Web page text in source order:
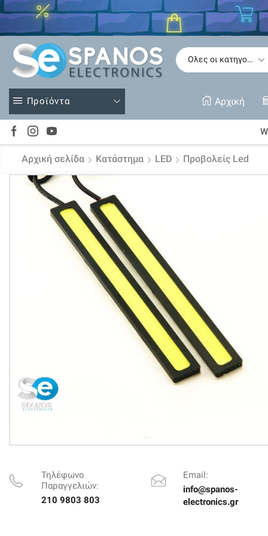
Προϊόντα Αρχική
Αρχική σελίδα Κατάστημα LED Προβολείς Led
Τηλέφωνο
Παραγγελιών:
210 9803 803
Email:
info@spanos-
electronics.gr